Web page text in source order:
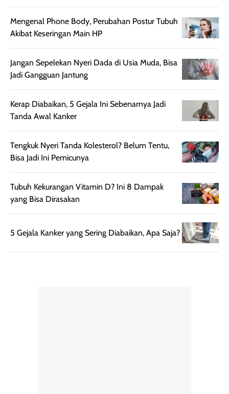
Mengenal Phone Body, Perubahan Postur Tubuh
Akibat Keseringan Main HP
Jangan Sepelekan Nyeri Dada di Usia Muda, Bisa
Jadi Gangguan Jantung
Kerap Diabaikan, 5 Gejala Ini Sebenarnya Jadi
Tanda Awal Kanker
Tengkuk Nyeri Tanda Kolesterol? Belum Tentu,
Bisa Jadi Ini Pemicunya
Tubuh Kekurangan Vitamin D? Ini 8 Dampak
yang Bisa Dirasakan
5 Gejala Kanker yang Sering Diabaikan, Apa Saja?